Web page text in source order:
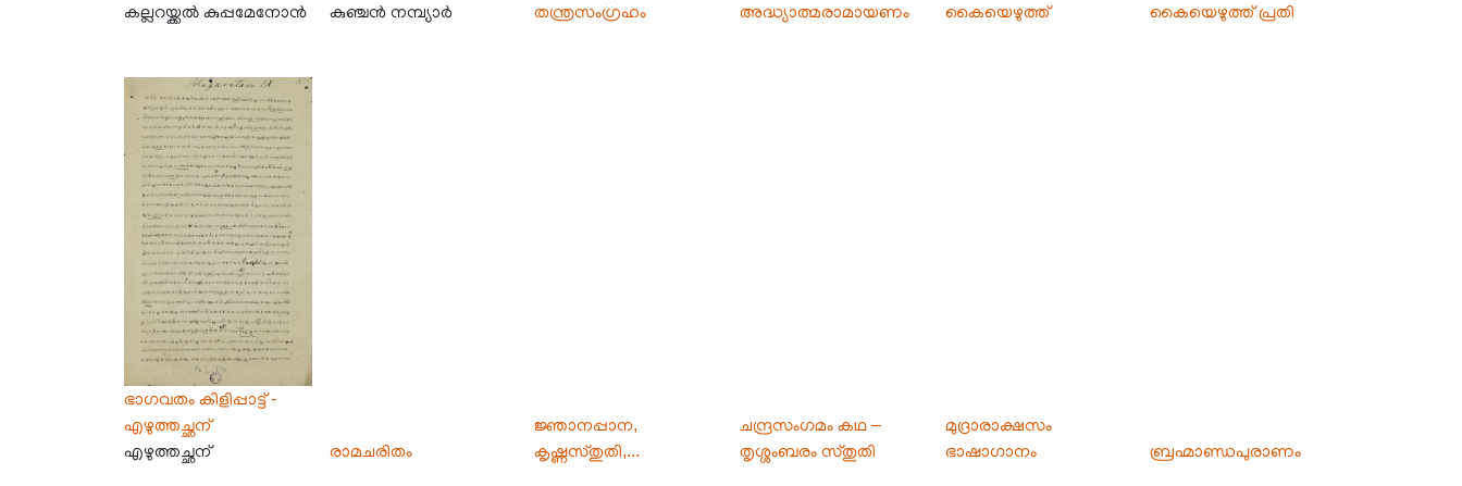
കല്ലറയ്ക്കൽ കുപ്പമേനോൻ
കുഞ്ചൻ നമ്പ്യാർ
തന്ത്രസംഗ്രഹം
അദ്ധ്യാത്മരാമായണം
കൈയെഴുത്ത്
കൈയെഴുത്ത് പ്രതി
ഭാഗവതം കിളിപ്പാട്ട് -
എഴുത്തച്ഛന്‍
എഴുത്തച്ഛന്‍
രാമചരിതം
ജ്ഞാനപ്പാന,
കൃഷ്ണസ്തുതി,...
ചന്ദ്രസംഗമം കഥ –
തൃശ്ശംബരം സ്തുതി
മുദ്രാരാക്ഷസം
ഭാഷാഗാനം
ബ്രഹ്മാണ്ഡപുരാണം